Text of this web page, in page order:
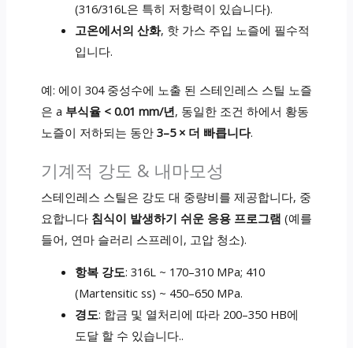
(316/316L은 특히 저항력이 있습니다).
고온에서의 산화, 핫 가스 주입 노즐에 필수적
입니다.
예: 에이 304 중성수에 노출 된 스테인레스 스틸 노즐
은 a 부식율 < 0.01 mm/년, 동일한 조건 하에서 황동
노즐이 저하되는 동안 3–5 × 더 빠릅니다.
기계적 강도 & 내마모성
스테인레스 스틸은 강도 대 중량비를 제공합니다, 중
요합니다 침식이 발생하기 쉬운 응용 프로그램 (예를
들어, 연마 슬러리 스프레이, 고압 청소).
항복 강도: 316L ~ 170–310 MPa; 410
(Martensitic ss) ~ 450–650 MPa.
경도: 합금 및 열처리에 따라 200–350 HB에
도달 할 수 있습니다..